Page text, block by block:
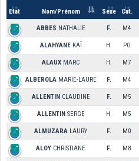
Etat Nom/Prénom Sexe Cat.
ABBES NATHALIE F. M4
ALAHYANEKAÏ H. PO
ALAUX MARC H. M7
ALBEROLAMARIE-LAURE F. M4
ALLENTIN CLAUDINE F. M5
ALLENTIN SERGE H. M5
ALMUZARA LAURY F. M0
ALOY CHRISTIANE F. M8